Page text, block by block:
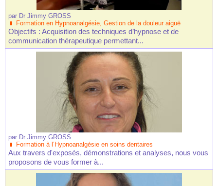
par Dr Jimmy GROSS
Formation en Hypnoanalgésie, Gestion de la douleur aiguë
Objectifs : Acquisition des techniques d’hypnose et de
communication thérapeutique permettant...
par Dr Jimmy GROSS
Formation à l’Hypnoanalgésie en soins dentaires
Aux travers d'exposés, démonstrations et analyses, nous vous
proposons de vous former à...